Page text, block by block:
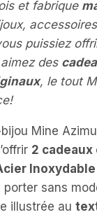
et fabrique
puissiez
des
, le tout
Mine
2 cadeaux
porter sans
illustrée au